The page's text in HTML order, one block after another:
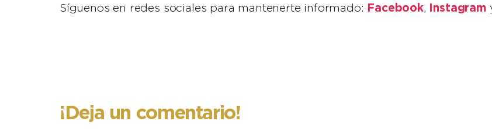
Síguenos en redes sociales para mantenerte informado: Facebook, Instagram
¡Deja un comentario!